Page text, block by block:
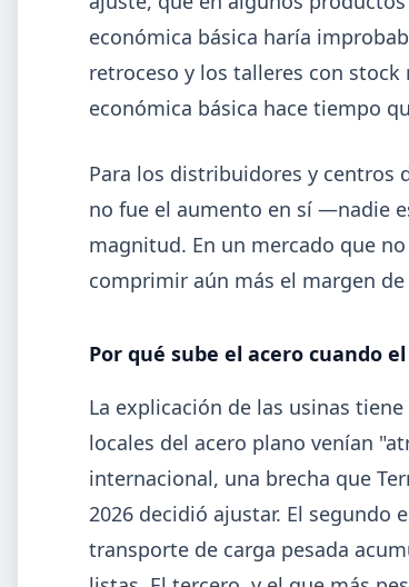
Día de la Siderurgia: cómo
sector al aniversario 78 del
Savio
El 31 de julio la industria del acero
Savio con inversiones millonarias, un
económica básica haría
retroceso y los talleres con
económica básica hace tiempo
Para los distribuidores y centros
no fue el aumento en sí —nadie
magnitud. En un mercado que
comprimir aún más el margen
Por qué sube el acero cuando
La explicación de las usinas
locales del acero plano venían
internacional, una brecha que
2026 decidió ajustar. El
transporte de carga pesada